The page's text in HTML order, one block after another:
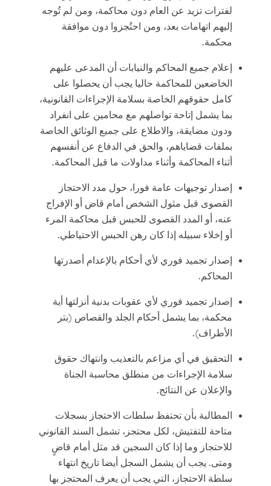
لفترات تزيد عن العام دون محاكمة، ومن لم تُوجه
إليهم اتهامات بعد، ومن احتُجزوا دون موافقة
محكمة.
إعلام جميع المحاكم والنيابات أن المدعى عليهم
الخاضعين للمحاكمة حاليا يجب أن يحصلوا على
كامل حقوقهم الخاصة بسلامة الإجراءات القانونية،
بما يشمل إتاحة تواصلهم مع محامين على انفراد
ودون مضايقة، والاطلاع على جميع الوثائق الخاصة
بملفات قضاياهم، والحق في الدفاع عن أنفسهم
أثناء المحاكمة وأثناء مداولات ما قبل المحاكمة.
إصدار توجيهات عامة فورا، حول مدد الاحتجاز
القصوى قبل مثول الشخص أمام قاض أو الإفراج
عنه، أو المدد القصوى للحبس قبل محاكمة المرء
أو إخلاء سبيله إذا كان رهن الحبس الاحتياطي.
إصدار تجميد فوري لأي أحكام بالإعدام أصدرتها
المحاكم.
إصدار تجميد فوري لأي عقوبات بدنية أنزلتها أية
محكمة، بما يشمل أحكام الجلد والقصاص (بتر
الأطراف).
التحقيق في أي مزاعم بالتعذيب وانتهاك حقوق
سلامة الإجراءات من منطلق محاسبة الجناة
والإعلان عن النتائج.
المطالبة بأن تحتفظ سلطات الاحتجاز بسجلات
متاحة للتفتيش، لكل محتجز، تشمل السند القانوني
للاحتجاز وما إذا كان السجين قد مثل أمام قاضٍ
ومتى. يجب أن يشمل السجل أيضا تاريخ انتهاء
سلطة الاحتجاز، التي يجب أن يعرف المحتجز بها